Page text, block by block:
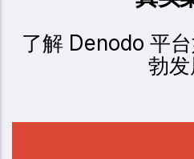
了解 Denodo 平
勃发